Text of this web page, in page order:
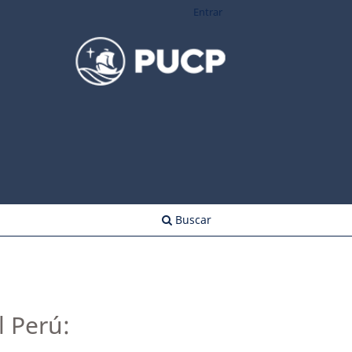
Buscar
Entrar
Perú: